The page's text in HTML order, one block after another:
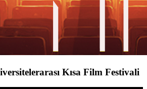
Kısa Film Festivali